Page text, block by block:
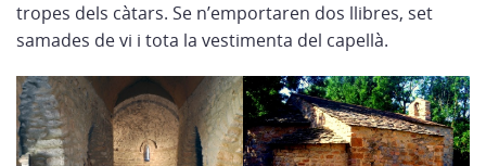
tropes dels càtars. Se n’emportaren dos llibres, set
samades de vi i tota la vestimenta del capellà.